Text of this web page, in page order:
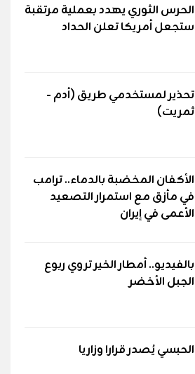
الحرس الثوري يهدد بعملية مرتقبة
ستجعل أمريكا تعلن الحداد
تحذير لمستخدمي طريق (أدم -
ثمريت)
الأكفان المخضبة بالدماء.. ترامب
في مأزق مع استمرار التصعيد
الأعمى في إيران
بالفيديو.. أمطار الخير تروي ربوع
الجبل الأخضر
الحبسي يُصدر قرارا وزاريا